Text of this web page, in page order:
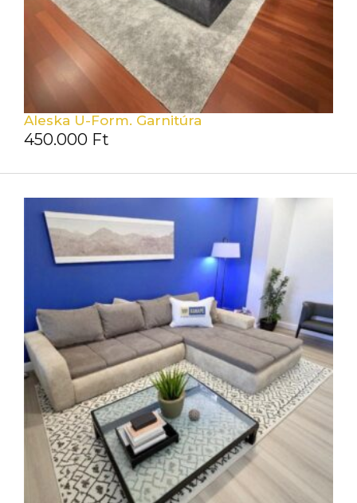
Aleska U-Form. Garnitúra
450.000 Ft